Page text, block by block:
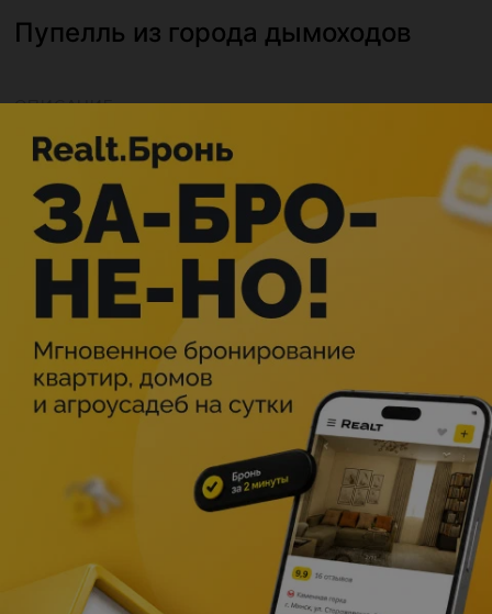
Пупелль из города дымоходов
ОПИСАНИЕ
Описание
Приглашаем детей и взрослых, которые верят в сказку в
гости к японской сказке — на показ балета «Пупелль из
города дымоходов».
Впервые на большом экране балет, поставленный по
мотивам знаменитого аниме, — трогательная, мудрая
Историю о мальчике, живущем в городе, где трубы
дымят так сильно, что за ними не видно неба и звёзд, и
мусорном монстре, что помог ему бороться за мечту,
сочинил и нарисовал японец Акихиро Нисино. Эта
детская книга, увидевшая свет в 2016 году, —
настоящий бестселлер. По ней снят аниме и выпущен
мюзикл; она стала источником вдохновения и для
Харука Секи, придумавшей поставить по мотивам
приключений двух друзей масштабный балет.
Классический балет и аниме сошлись как лёд и пламень,